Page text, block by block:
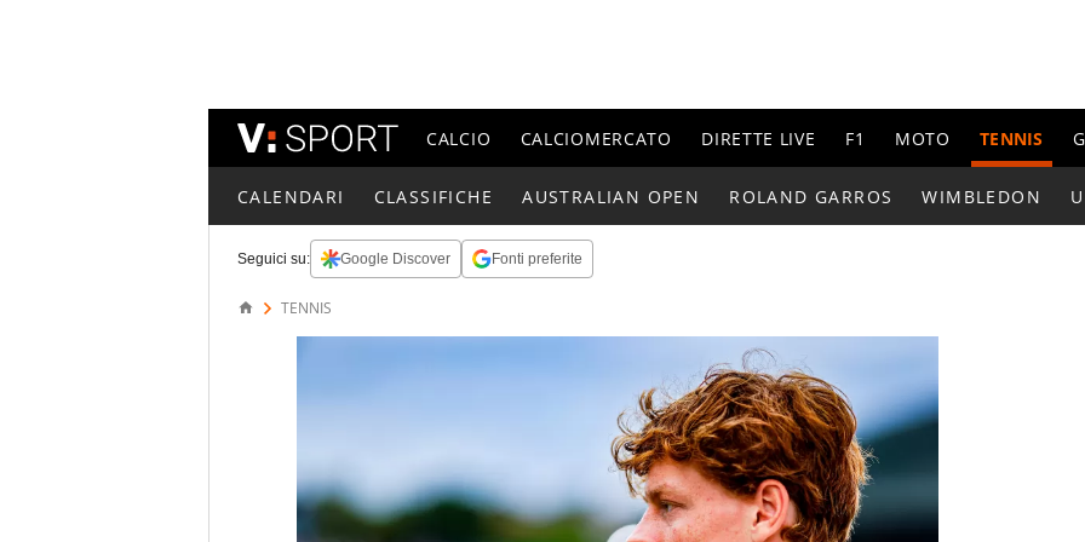
CALCIO CALCIOMERCATO DIRETTE LIVE F1 MOTO TENNIS
CALENDARI CLASSIFICHE AUSTRALIAN OPEN ROLAND GARROS WIMBLEDON
Seguici su: Google Discover Fonti preferite
TENNIS